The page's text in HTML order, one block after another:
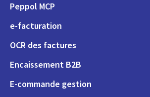
Peppol MCP
e-facturation
OCR des factures
Encaissement B2B
E-commande gestion